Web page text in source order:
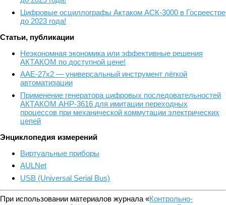
Цифровые осциллографы Актаком АСК-3000 в Госреестре
до 2023 года!
Статьи, публикации
Неэкономная экономика или эффективные решения
АКТАКОМ по доступной цене!
ААЕ-27x2 — универсальный инструмент лёгкой
автоматизации
Применение генератора цифровых последовательностей
АКТАКОМ АНР-3616 для имитации переходных
процессов при механической коммутации электрических
цепей
Энциклопедия измерений
Виртуальные приборы
AULNet
USB (Universal Serial Bus)
При использовании материалов журнала «Контрольно-